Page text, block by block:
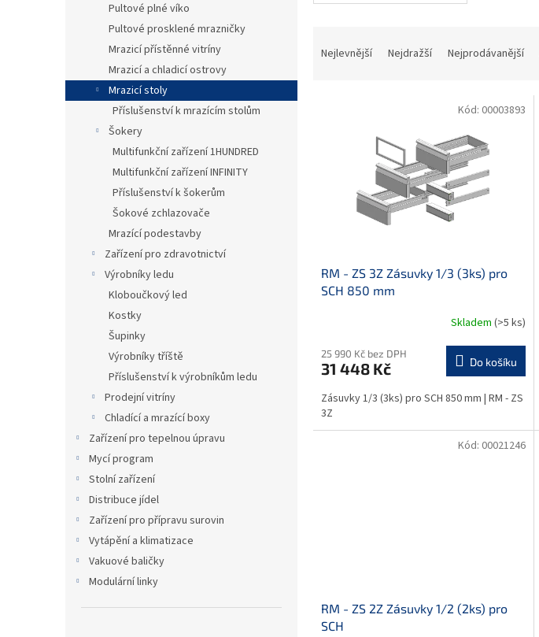
Pultové plné víko
Pultové prosklené mrazničky
Mrazicí přístěnné vitríny
Mrazicí a chladicí ostrovy
Mrazicí stoly
Příslušenství k mrazícím stolům
Šokery
Multifunkční zařízení 1HUNDRED
Multifunkční zařízení INFINITY
Příslušenství k šokerům
Šokové zchlazovače
Mrazící podestavby
Zařízení pro zdravotnictví
Výrobníky ledu
Kloboučkový led
Kostky
Šupinky
Výrobníky tříště
Příslušenství k výrobníkům ledu
Prodejní vitríny
Chladící a mrazící boxy
Zařízení pro tepelnou úpravu
Mycí program
Stolní zařízení
Distribuce jídel
Zařízení pro přípravu surovin
Vytápění a klimatizace
Vakuové baličky
Modulární linky
Nejlevnější Nejdražší Nejprodávanější
RM - ZS 3Z Zásuvky 1/3 (3ks) pro
SCH 850 mm
Skladem (>5 ks)
25 990 Kč bez DPH
31 448 Kč Do košíku
Zásuvky 1/3 (3ks) pro SCH 850 mm | RM - ZS
3Z
Kód: 00003893
RM - ZS 2Z Zásuvky 1/2 (2ks) pro
SCH
Kód: 00021246